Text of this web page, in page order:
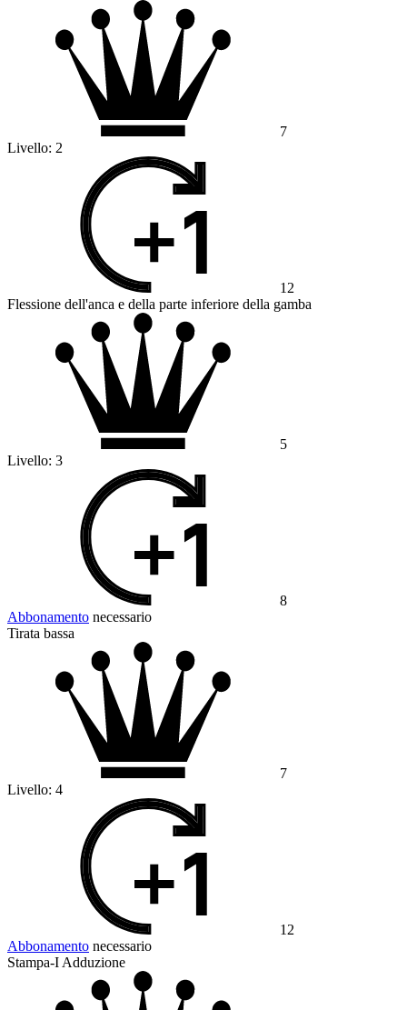
7
Livello: 2
12
Flessione dell'anca e della parte inferiore della gamba
5
Livello: 3
8
Abbonamento necessario
Tirata bassa
7
Livello: 4
12
Abbonamento necessario
Stampa-I Adduzione